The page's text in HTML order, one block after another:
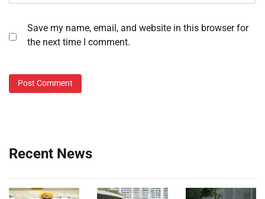
Save my name, email, and website in this browser for
the next time I comment.
Recent News